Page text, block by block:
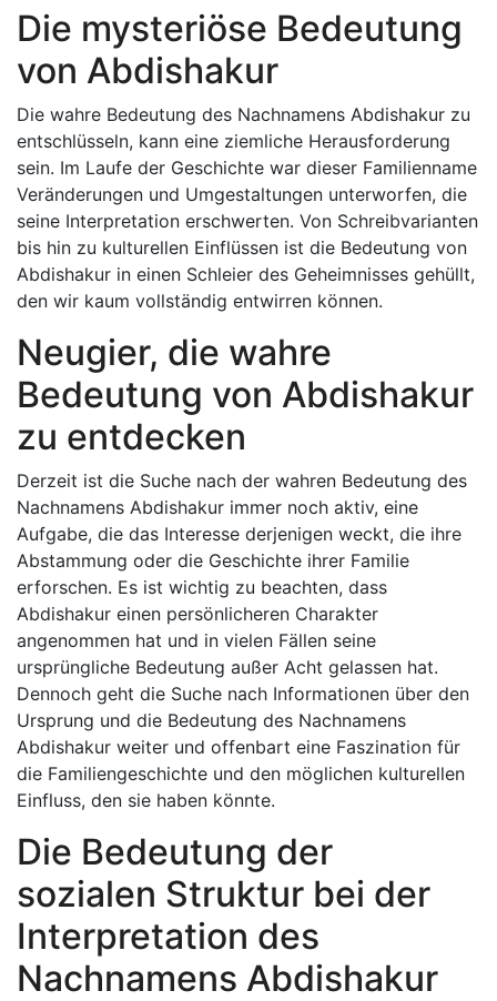
Die mysteriöse Bedeutung
von Abdishakur
Die wahre Bedeutung des Nachnamens Abdishakur zu
entschlüsseln, kann eine ziemliche Herausforderung
sein. Im Laufe der Geschichte war dieser Familienname
Veränderungen und Umgestaltungen unterworfen, die
seine Interpretation erschwerten. Von Schreibvarianten
bis hin zu kulturellen Einflüssen ist die Bedeutung von
Abdishakur in einen Schleier des Geheimnisses gehüllt,
den wir kaum vollständig entwirren können.
Neugier, die wahre
Bedeutung von Abdishakur
zu entdecken
Derzeit ist die Suche nach der wahren Bedeutung des
Nachnamens Abdishakur immer noch aktiv, eine
Aufgabe, die das Interesse derjenigen weckt, die ihre
Abstammung oder die Geschichte ihrer Familie
erforschen. Es ist wichtig zu beachten, dass
Abdishakur einen persönlicheren Charakter
angenommen hat und in vielen Fällen seine
ursprüngliche Bedeutung außer Acht gelassen hat.
Dennoch geht die Suche nach Informationen über den
Ursprung und die Bedeutung des Nachnamens
Abdishakur weiter und offenbart eine Faszination für
die Familiengeschichte und den möglichen kulturellen
Einfluss, den sie haben könnte.
Die Bedeutung der
sozialen Struktur bei der
Interpretation des
Nachnamens Abdishakur